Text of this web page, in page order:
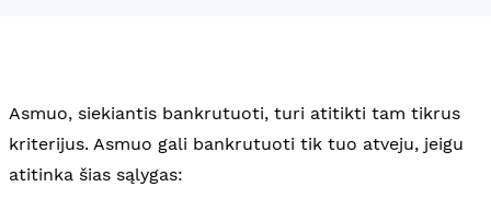
Asmuo, siekiantis bankrutuoti, turi atitikti tam tikrus
kriterijus. Asmuo gali bankrutuoti tik tuo atveju, jeigu
atitinka šias sąlygas: